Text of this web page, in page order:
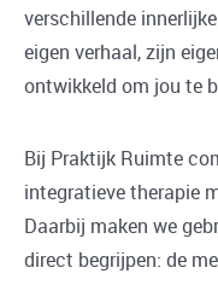
verschillende
eigen verhaal, zijn
ontwikkeld om jou te
Bij Praktijk Ruimte
integratieve therapie
Daarbij maken we
direct begrijpen: de